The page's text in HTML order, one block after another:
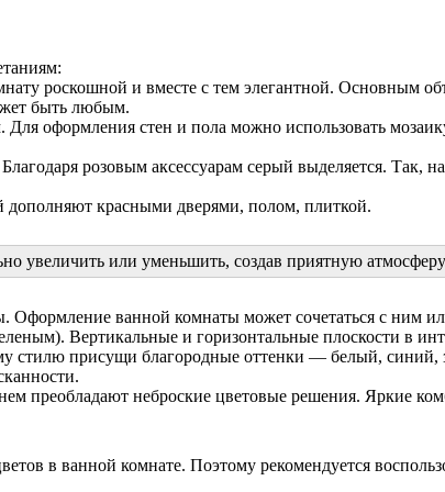
роскошной и вместе с тем элегантной. Основным
быть любым.
оформления стен и пола можно использовать
розовым аксессуарам серый выделяется. Так,
красными дверями, полом, плиткой.
увеличить или уменьшить, создав приятную
ванной комнаты может сочетаться с ним
Вертикальные и горизонтальные плоскости в
стилю присущи благородные оттенки — белый, синий,
преобладают неброские цветовые решения. Яркие
в ванной комнате. Поэтому рекомендуется